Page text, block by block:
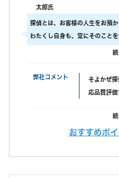
うで、必死に探してくれた
いては本当に調査員の方々
調査後の印象
報告書はすぐに届けていた
ました。(ただ、写真の時間
太郎氏
探偵とは、お客様の人生をお預か
わたくし自身も、常にそのこと
具体的には、
・ 厳選した優秀な調査スタッフ
・ 最高品質の機材
にこだわり、調査の質をあげる
弊社コメント そよかぜ
応品質評価
成功報酬
由で相談で
以外一切
おすすめポ